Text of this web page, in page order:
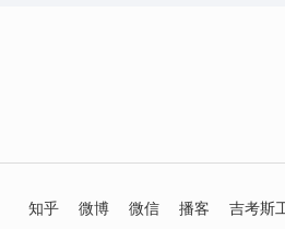
知乎 微博 微信 播客 吉考斯